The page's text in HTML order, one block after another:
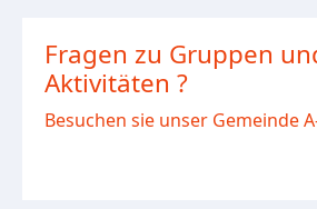
Fragen zu Gruppen
Aktivitäten ?
Besuchen sie unser Gemeinde